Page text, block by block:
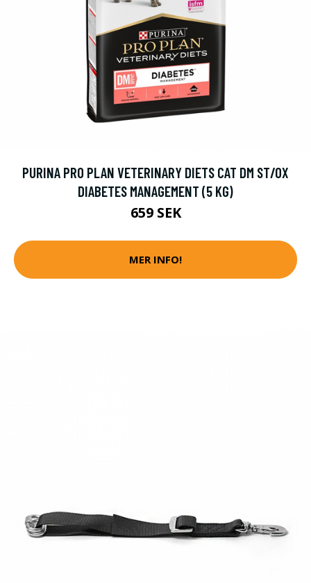
PURINA PRO PLAN VETERINARY DIETS CAT DM ST/OX
DIABETES MANAGEMENT (5 KG)
659 SEK
MER INFO!